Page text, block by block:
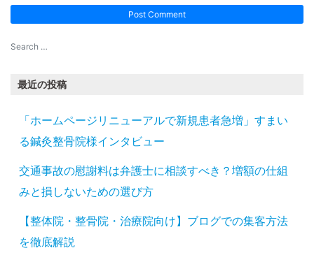
最近の投稿
「ホームページリニューアルで新規患者急増」すまい
る鍼灸整骨院様インタビュー
交通事故の慰謝料は弁護士に相談すべき？増額の仕組
みと損しないための選び方
【整体院・整骨院・治療院向け】ブログでの集客方法
を徹底解説